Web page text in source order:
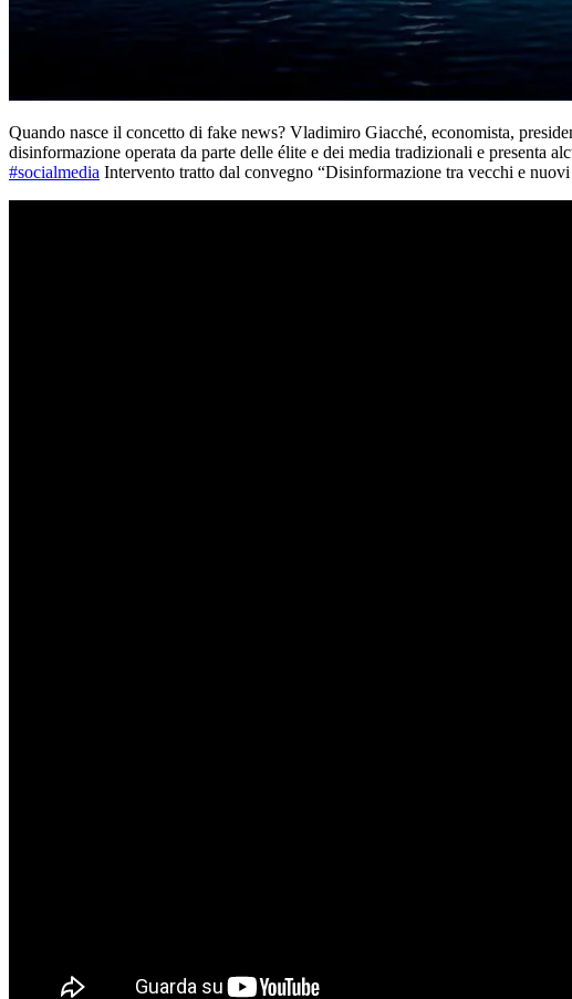
Quando nasce il concetto di fake news? Vladimiro Giacché, economista,
disinformazione operata da parte delle élite e dei media tradizionali e presenta
#socialmedia Intervento tratto dal convegno “Disinformazione tra vecchi e